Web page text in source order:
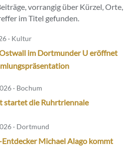
vorrangig über Kürzel, Orte,
im Titel gefunden.
· Kultur
im Dortmunder U eröffnet
· Bochum
startet die Ruhrtriennale
· Dortmund
Michael Alago kommt